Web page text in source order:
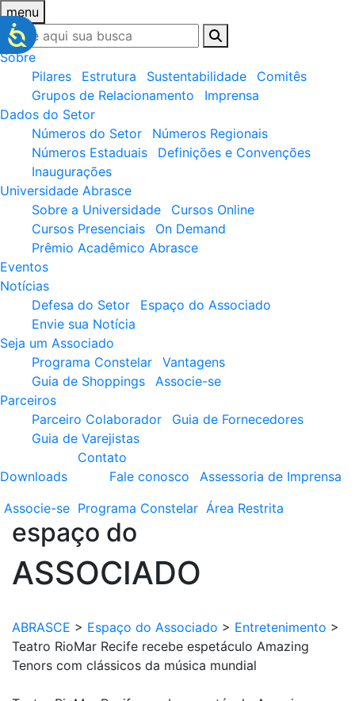
menu
Sobre
Pilares
Estrutura Sustentabilidade
Comitês
Grupos de Relacionamento
Imprensa
Dados do Setor
Números do Setor
Números Regionais
Números Estaduais
Definições e Convenções
Inaugurações
Universidade Abrasce
Sobre a Universidade
Cursos Online
Cursos Presenciais
On Demand
Prêmio Acadêmico Abrasce
Eventos
Notícias
Defesa do Setor
Espaço do Associado
Envie sua Notícia
Seja um Associado
Programa Constelar
Vantagens
Guia de Shoppings
Associe-se
Parceiros
Parceiro Colaborador
Guia de Fornecedores
Guia de Varejistas
Downloads
Contato
Fale conosco
Assessoria de Imprensa
Associe-se Programa Constelar Área Restrita
espaço do
ASSOCIADO
ABRASCE > Espaço do Associado > Entretenimento >
Teatro RioMar Recife recebe espetáculo Amazing
Tenors com clássicos da música mundial